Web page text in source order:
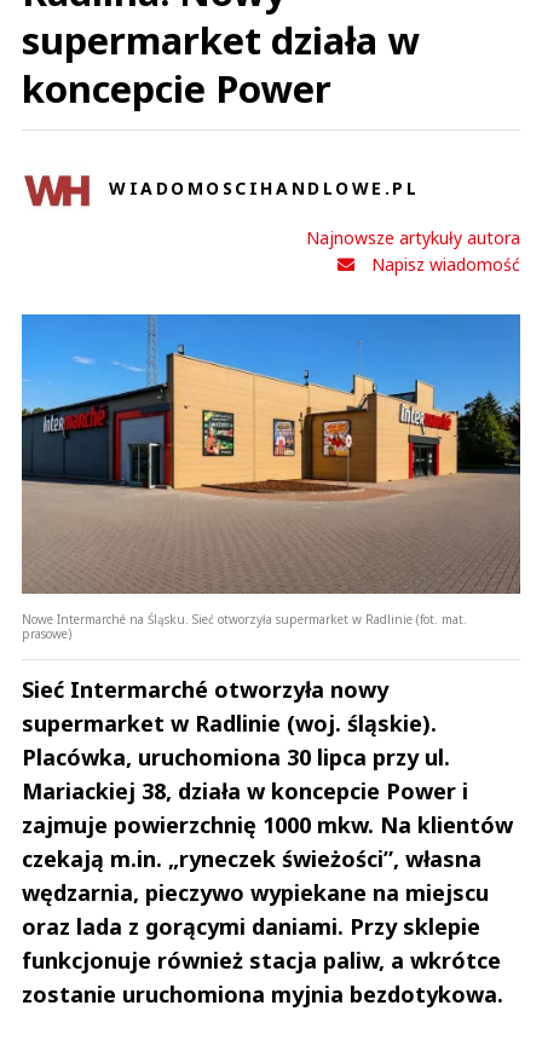
supermarket działa w
koncepcie Power
WIADOMOSCIHANDLOWE.PL
Najnowsze artykuły autora
Napisz wiadomość
Nowe Intermarché na Śląsku. Sieć otworzyła supermarket w Radlinie (fot. mat.
prasowe)
Sieć Intermarché otworzyła nowy
supermarket w Radlinie (woj. śląskie).
Placówka, uruchomiona 30 lipca przy ul.
Mariackiej 38, działa w koncepcie Power i
zajmuje powierzchnię 1000 mkw. Na klientów
czekają m.in. „ryneczek świeżości”, własna
wędzarnia, pieczywo wypiekane na miejscu
oraz lada z gorącymi daniami. Przy sklepie
funkcjonuje również stacja paliw, a wkrótce
zostanie uruchomiona myjnia bezdotykowa.